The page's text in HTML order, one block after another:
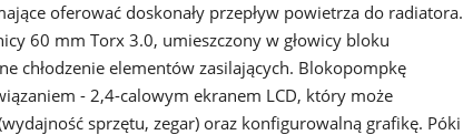
oferować doskonały przepływ powietrza do radiatora.
60 mm Torx 3.0, umieszczony w głowicy bloku
chłodzenie elementów zasilających. Blokopompkę
- 2,4-calowym ekranem LCD, który może
sprzętu, zegar) oraz konfigurowalną grafikę. Póki